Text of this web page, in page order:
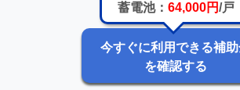
蓄電池： 64,000円/戸
今すぐに利用できる補
を確認する